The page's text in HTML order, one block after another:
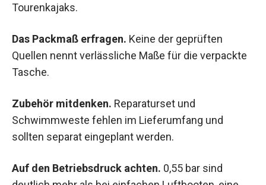
Tourenkajaks.
Das Packmaß erfragen. Keine der geprüften
Quellen nennt verlässliche Maße für die verpackte
Tasche.
Zubehör mitdenken. Reparaturset und
Schwimmweste fehlen im Lieferumfang und
sollten separat eingeplant werden.
Auf den Betriebsdruck achten. 0,55 bar sind